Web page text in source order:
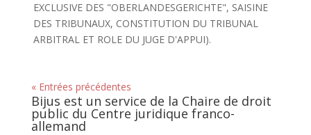
EXCLUSIVE DES "OBERLANDESGERICHTE", SAISINE
DES TRIBUNAUX, CONSTITUTION DU TRIBUNAL
ARBITRAL ET ROLE DU JUGE D'APPUI).
« Entrées précédentes
Bijus est un service de la Chaire de droit
public du Centre juridique franco-
allemand